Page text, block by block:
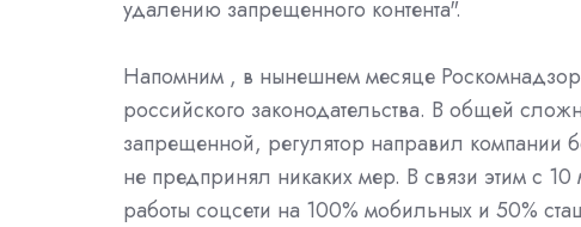
удалению запрещенного контента".
Напомним , в нынешнем месяце
российского законодательства. В общей
запрещенной, регулятор направил компании
не предпринял никаких мер. В связи этим с
работы соцсети на 100% мобильных и 50%